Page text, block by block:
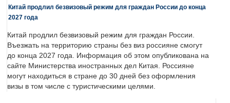
Китай продлил безвизовый режим для граждан России до конца
2027 года
Китай продлил безвизовый режим для граждан России.
Въезжать на территорию страны без виз россияне смогут
до конца 2027 года. Информация об этом опубликована на
сайте Министерства иностранных дел Китая. Россияне
могут находиться в стране до 30 дней без оформления
визы в том числе с туристическими целями.